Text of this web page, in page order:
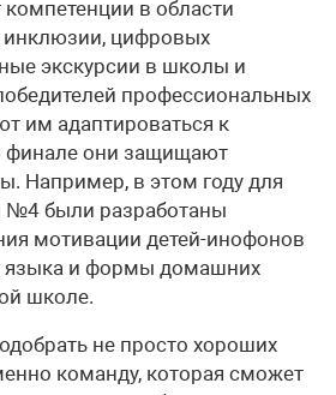
в области
инклюзии, цифровых
экскурсии в школы и
профессиональных
им адаптироваться к
финале они защищают
Например, в этом году для
№4 были разработаны
мотивации детей-инофонов
языка и формы домашних
школе.
не просто хороших
команду, которая сможет